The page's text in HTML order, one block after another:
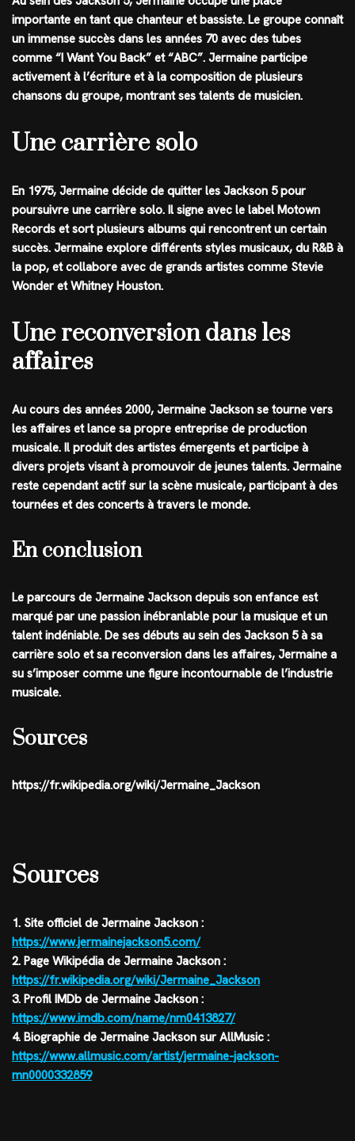
importante en tant que chanteur et bassiste. Le groupe connaît
un immense succès dans les années 70 avec des tubes
comme “I Want You Back” et “ABC”. Jermaine participe
activement à l’écriture et à la composition de plusieurs
chansons du groupe, montrant ses talents de musicien.
Une carrière solo
En 1975, Jermaine décide de quitter les Jackson 5 pour
poursuivre une carrière solo. Il signe avec le label Motown
Records et sort plusieurs albums qui rencontrent un certain
succès. Jermaine explore différents styles musicaux, du R&B à
la pop, et collabore avec de grands artistes comme Stevie
Wonder et Whitney Houston.
Une reconversion dans les
affaires
Au cours des années 2000, Jermaine Jackson se tourne vers
les affaires et lance sa propre entreprise de production
musicale. Il produit des artistes émergents et participe à
divers projets visant à promouvoir de jeunes talents. Jermaine
reste cependant actif sur la scène musicale, participant à des
tournées et des concerts à travers le monde.
En conclusion
Le parcours de Jermaine Jackson depuis son enfance est
marqué par une passion inébranlable pour la musique et un
talent indéniable. De ses débuts au sein des Jackson 5 à sa
carrière solo et sa reconversion dans les affaires, Jermaine a
su s’imposer comme une figure incontournable de l’industrie
musicale.
Sources
https://fr.wikipedia.org/wiki/Jermaine_Jackson
Sources
1. Site officiel de Jermaine Jackson :
https://www.jermainejackson5.com/
2. Page Wikipédia de Jermaine Jackson :
https://fr.wikipedia.org/wiki/Jermaine_Jackson
3. Profil IMDb de Jermaine Jackson :
https://www.imdb.com/name/nm0413827/
4. Biographie de Jermaine Jackson sur AllMusic :
https://www.allmusic.com/artist/jermaine-jackson-
mn0000332859